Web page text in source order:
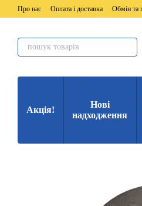
Перейти до основного контенту
Про нас Оплата і доставка Обмін та
Акція!
Нові
надходження